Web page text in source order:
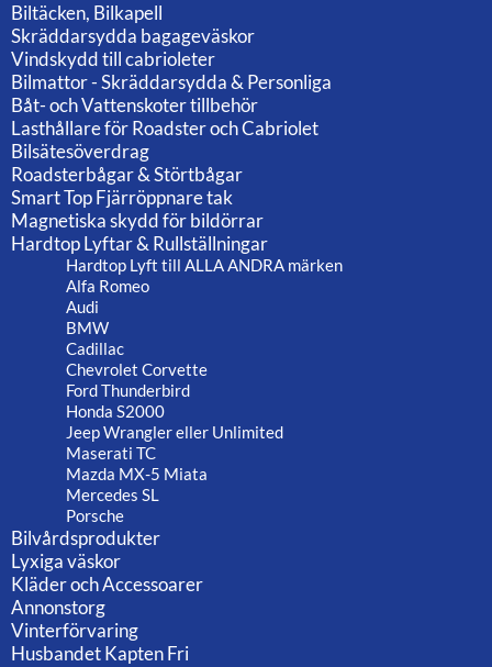
Biltäcken, Bilkapell
Skräddarsydda bagageväskor
Vindskydd till cabrioleter
Bilmattor - Skräddarsydda & Personliga
Båt- och Vattenskoter tillbehör
Lasthållare för Roadster och Cabriolet
Bilsätesöverdrag
Roadsterbågar & Störtbågar
Smart Top Fjärröppnare tak
Magnetiska skydd för bildörrar
Hardtop Lyftar & Rullställningar
Hardtop Lyft till ALLA ANDRA märken
Alfa Romeo
Audi
BMW
Cadillac
Chevrolet Corvette
Ford Thunderbird
Honda S2000
Jeep Wrangler eller Unlimited
Maserati TC
Mazda MX-5 Miata
Mercedes SL
Porsche
Bilvårdsprodukter
Lyxiga väskor
Kläder och Accessoarer
Annonstorg
Vinterförvaring
Husbandet Kapten Fri